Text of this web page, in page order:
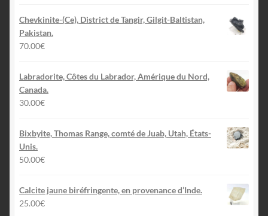
Chevkinite-(Ce), District de Tangir, Gilgit-Baltistan,
Pakistan.
70.00€
Labradorite, Côtes du Labrador, Amérique du Nord,
Canada.
30.00€
Bixbyite, Thomas Range, comté de Juab, Utah, États-
Unis.
50.00€
Calcite jaune biréfringente, en provenance d’Inde.
25.00€